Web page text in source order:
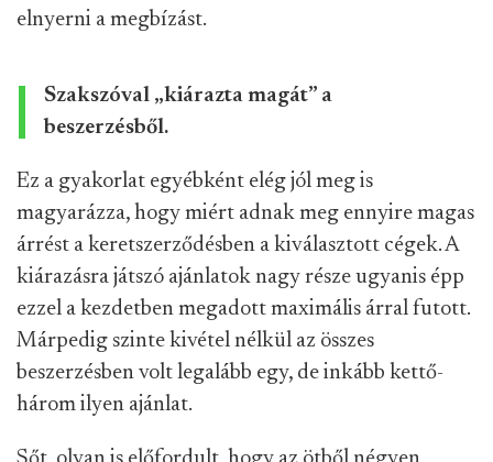
elnyerni a megbízást.
Szakszóval „kiárazta magát” a
beszerzésből.
Ez a gyakorlat egyébként elég jól meg is
magyarázza, hogy miért adnak meg ennyire magas
árrést a keretszerződésben a kiválasztott cégek. A
kiárazásra játszó ajánlatok nagy része ugyanis épp
ezzel a kezdetben megadott maximális árral futott.
Márpedig szinte kivétel nélkül az összes
beszerzésben volt legalább egy, de inkább kettő-
három ilyen ajánlat.